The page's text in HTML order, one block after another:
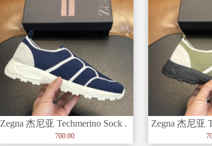
Zegna 杰尼亚 Techmerino Sock .
700.00
Zegna 杰尼亚